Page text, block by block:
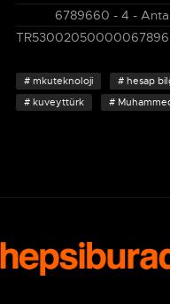
6789660 - 4 -
mkuteknoloji hesap
kuveyttürk